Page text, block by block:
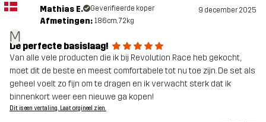
M
Mathias E. Geverifieerde koper 9 december 2025
Afmetingen: 186cm, 72kg
De perfecte basislaag!
Van alle vele producten die ik bij Revolution Race heb gekocht,
moet dit de beste en meest comfortabele tot nu toe zijn. De set als
geheel voelt zo fijn om te dragen en ik verwacht sterk dat ik
binnenkort weer een nieuwe ga kopen!
Dit is een vertaling. Laat orgineel zien.